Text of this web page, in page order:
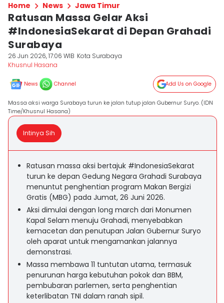
Home News Jawa Timur
Ratusan Massa Gelar Aksi
#IndonesiaSekarat di Depan Grahadi
Surabaya
26 Jun 2026, 17:06 WIB Kota Surabaya
Khusnul Hasana
News Channel Add Us on Google
Massa aksi warga Surabaya turun ke jalan tutup jalan Gubernur Suryo. (IDN
Time/Khusnul Hasana)
Intinya Sih
Ratusan massa aksi bertajuk #IndonesiaSekarat
turun ke depan Gedung Negara Grahadi Surabaya
menuntut penghentian program Makan Bergizi
Gratis (MBG) pada Jumat, 26 Juni 2026.
Aksi dimulai dengan long march dari Monumen
Kapal Selam menuju Grahadi, menyebabkan
kemacetan dan penutupan Jalan Gubernur Suryo
oleh aparat untuk mengamankan jalannya
demonstrasi.
Massa membawa 11 tuntutan utama, termasuk
penurunan harga kebutuhan pokok dan BBM,
pembubaran parlemen, serta penghentian
keterlibatan TNI dalam ranah sipil.